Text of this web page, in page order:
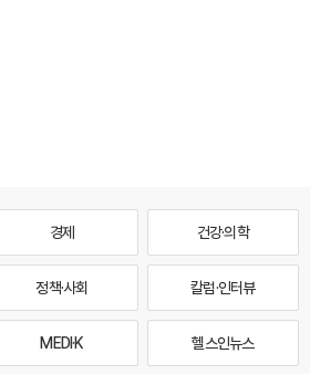
경제 건강·의학
정책·사회 칼럼·인터뷰
MEDI·K 헬스인뉴스